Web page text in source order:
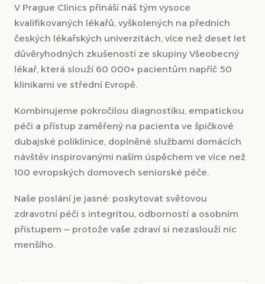
V Prague Clinics přináší náš tým vysoce
kvalifikovaných lékařů, vyškolených na předních
českých lékařských univerzitách, více než deset let
důvěryhodných zkušeností ze skupiny Všeobecný
lékař, která slouží 60 000+ pacientům napříč 50
klinikami ve střední Evropě.
Kombinujeme pokročilou diagnostiku, empatickou
péči a přístup zaměřený na pacienta ve špičkové
dubajské poliklinice, doplněné službami domácích
návštěv inspirovanými naším úspěchem ve více než
100 evropských domovech seniorské péče.
Naše poslání je jasné: poskytovat světovou
zdravotní péči s integritou, odborností a osobním
přístupem — protože vaše zdraví si nezaslouží nic
menšího.